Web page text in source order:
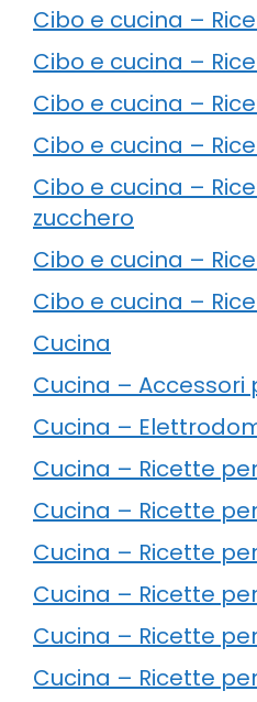
Cibo e cucina –
Cibo e cucina –
Cibo e cucina –
Cibo e cucina –
Cibo e cucina –
zucchero
Cibo e cucina –
Cibo e cucina –
Cucina
Cucina – Accessori
Cucina –
Cucina – Ricette
Cucina – Ricette
Cucina – Ricette
Cucina – Ricette
Cucina – Ricette
Cucina – Ricette